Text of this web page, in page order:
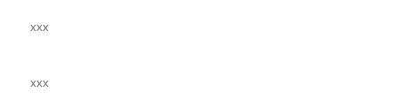
xxx
xxx